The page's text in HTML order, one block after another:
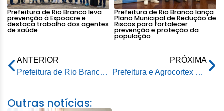
Prefeitura de Rio Branco leva
prevenção à Expoacre e
destaca trabalho dos agentes
de saúde
Prefeitura de Rio Branco lança
Plano Municipal de Redução de
Riscos para fortalecer
prevenção e proteção da
população
ANTERIOR
Prefeitura de Rio Branco reinaugura Restaurante Popular na Sobral
PRÓXIMA
Prefeitura e Agrocortex assinam termo para fornecimento de madeira a baixo custo para o município
Outras notícias: